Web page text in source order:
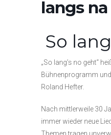
langs
So
„So lang’s no geht“
Bühnenprogramm
Roland Hefter.
Nach mittlerweile 30
immer wieder neue